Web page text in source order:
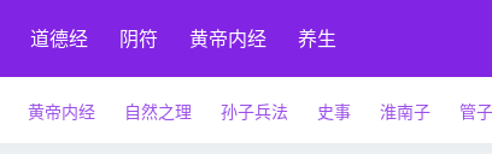
道德经 阴符 黄帝内经 养生
黄帝内经 自然之理 孙子兵法 史事 淮南子 管子